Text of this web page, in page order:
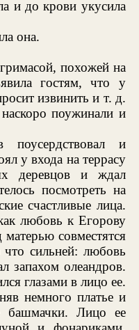
и до крови укусила
она.
похожей на
гостям, что у
извинить и т. д.
поужинали и
и
у входа на террасу
деревцов и ждал
посмотреть на
счастливые лица.
любовь к Егорову
совместятся
сильней: любовь
запахом олеандров.
глазами в лицо ее.
немного платье и
башмачки. Лицо ее